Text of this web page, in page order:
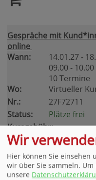
Gespräche mit
online
Wann:
14.01.27 -
09.00 -
10 Termine
Wo:
Virtueller
Nr.:
27F72711
Status:
Plätze frei
Kursgebühr:
255,00 €
Wir
Hier können Sie einsehen
wir über Sie sammeln. Um
unsere